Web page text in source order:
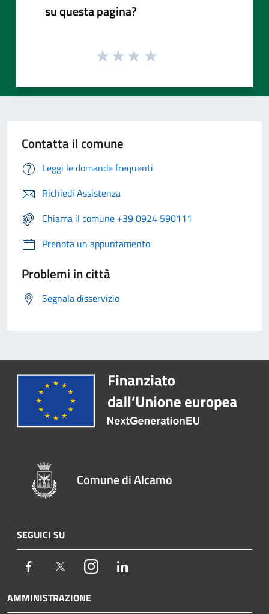
su questa pagina?
Contatta il comune
Leggi le domande frequenti
Richiedi Assistenza
Chiama il comune +39 0924 590111
Prenota un appuntamento
Problemi in città
Segnala disservizio
Comune di Alcamo
SEGUICI SU
Facebook TwitterInstagram
AMMINISTRAZIONE